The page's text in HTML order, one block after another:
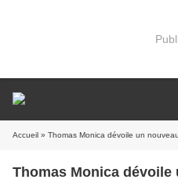
Accueil » Thomas Monica dévoile un
Thomas Monica dévoile